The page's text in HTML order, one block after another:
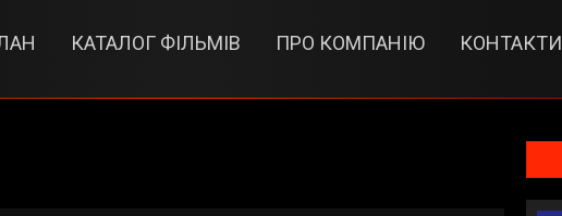
КАТАЛОГ ФІЛЬМІВ ПРО КОМПАНІЮ КОНТАКТИ